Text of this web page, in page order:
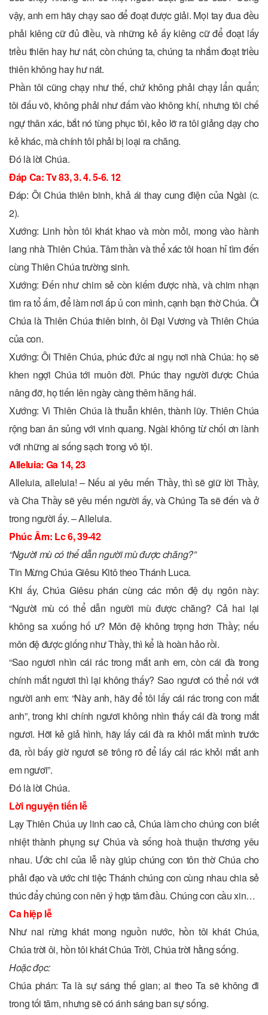
vậy, anh em hãy chạy sao để đoạt được giải. Mọi tay đua đều
phải kiêng cữ đủ điều, và những kẻ ấy kiêng cữ để đoạt lấy
triều thiên hay hư nát, còn chúng ta, chúng ta nhắm đoạt triều
thiên không hay hư nát.
Phần tôi cũng chạy như thế, chứ không phải chạy lẩn quẩn;
tôi đấu võ, không phải như đấm vào không khí, nhưng tôi chế
ngự thân xác, bắt nó tùng phục tôi, kẻo lỡ ra tôi giảng dạy cho
kẻ khác, mà chính tôi phải bị loại ra chăng.
Ðó là lời Chúa.
Ðáp Ca: Tv 83, 3. 4. 5-6. 12
Ðáp: Ôi Chúa thiên binh, khả ái thay cung điện của Ngài (c.
2).
Xướng: Linh hồn tôi khát khao và mòn mỏi, mong vào hành
lang nhà Thiên Chúa. Tâm thần và thể xác tôi hoan hỉ tìm đến
cùng Thiên Chúa trường sinh.
Xướng: Ðến như chim sẻ còn kiếm được nhà, và chim nhạn
tìm ra tổ ấm, để làm nơi ấp ủ con mình, cạnh bạn thờ Chúa. Ôi
Chúa là Thiên Chúa thiên binh, ôi Ðại Vương và Thiên Chúa
của con.
Xướng: Ôi Thiên Chúa, phúc đức ai ngụ nơi nhà Chúa: họ sẽ
khen ngợi Chúa tới muôn đời. Phúc thay người được Chúa
nâng đỡ, họ tiến lên ngày càng thêm hăng hái.
Xướng: Vì Thiên Chúa là thuẫn khiên, thành lũy. Thiên Chúa
rộng ban ân sủng với vinh quang. Ngài không từ chối ơn lành
với những ai sống sạch trong vô tội.
Alleluia: Ga 14, 23
Alleluia, alleluia! – Nếu ai yêu mến Thầy, thì sẽ giữ lời Thầy,
và Cha Thầy sẽ yêu mến người ấy, và Chúng Ta sẽ đến và ở
trong người ấy. – Alleluia.
Phúc Âm: Lc 6, 39-42
“Người mù có thể dẫn người mù được chăng?”
Tin Mừng Chúa Giêsu Kitô theo Thánh Luca.
Khi ấy, Chúa Giêsu phán cùng các môn đệ dụ ngôn này:
“Người mù có thể dẫn người mù được chăng? Cả hai lại
không sa xuống hố ư? Môn đệ không trọng hơn Thầy; nếu
môn đệ được giống như Thầy, thì kể là hoàn hảo rồi.
“Sao ngươi nhìn cái rác trong mắt anh em, còn cái đà trong
chính mắt ngươi thì lại không thấy? Sao ngươi có thể nói với
người anh em: “Này anh, hãy để tôi lấy cái rác trong con mắt
anh”, trong khi chính ngươi không nhìn thấy cái đà trong mắt
ngươi. Hỡi kẻ giả hình, hãy lấy cái đà ra khỏi mắt mình trước
đã, rồi bấy giờ ngươi sẽ trông rõ để lấy cái rác khỏi mắt anh
em ngươi”.
Ðó là lời Chúa.
Lời nguyện tiến lễ
Lạy Thiên Chúa uy linh cao cả, Chúa làm cho chúng con biết
nhiệt thành phụng sự Chúa và sống hoà thuận thương yêu
nhau. Ước chi của lễ này giúp chúng con tôn thờ Chúa cho
phải đạo và ước chi tiệc Thánh chúng con cùng nhau chia sẻ
thúc đẩy chúng con nên ý hợp tâm đầu. Chúng con cầu xin…
Ca hiệp lễ
Như nai rừng khát mong nguồn nước, hồn tôi khát Chúa,
Chúa trời ôi, hồn tôi khát Chúa Trời, Chúa trời hằng sống.
Hoặc đọc:
Chúa phán: Ta là sự sáng thế gian; ai theo Ta sẽ không đi
trong tối tăm, nhưng sẽ có ánh sáng ban sự sống.